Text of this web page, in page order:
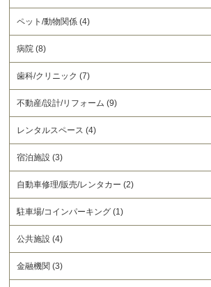
ペット/動物関係 (4)
病院 (8)
歯科/クリニック (7)
不動産/設計/リフォーム (9)
レンタルスペース (4)
宿泊施設 (3)
自動車修理/販売/レンタカー (2)
駐車場/コインパーキング (1)
公共施設 (4)
金融機関 (3)